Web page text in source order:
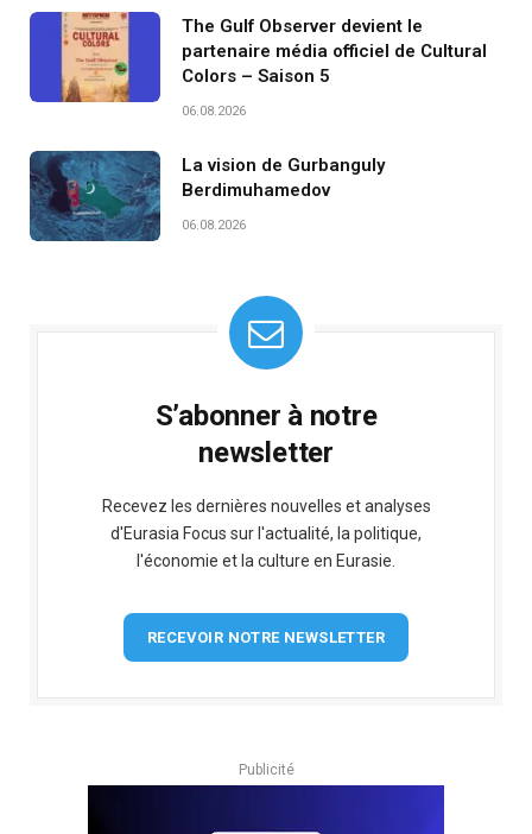
The Gulf Observer devient le
partenaire média officiel de Cultural
Colors – Saison 5
06.08.2026
La vision de Gurbanguly
Berdimuhamedov
06.08.2026
S’abonner à notre
newsletter
Recevez les dernières nouvelles et analyses
d'Eurasia Focus sur l'actualité, la politique,
l'économie et la culture en Eurasie.
RECEVOIR NOTRE NEWSLETTER
Publicité